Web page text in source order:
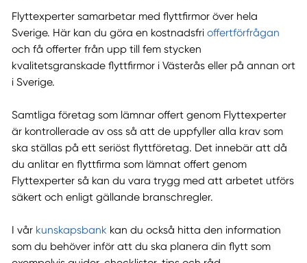
Flyttexperter samarbetar med flyttfirmor över hela
Sverige. Här kan du göra en kostnadsfri offertförfrågan
och få offerter från upp till fem stycken
kvalitetsgranskade flyttfirmor i Västerås eller på annan ort
i Sverige.
Samtliga företag som lämnar offert genom Flyttexperter
är kontrollerade av oss så att de uppfyller alla krav som
ska ställas på ett seriöst flyttföretag. Det innebär att då
du anlitar en flyttfirma som lämnat offert genom
Flyttexperter så kan du vara trygg med att arbetet utförs
säkert och enligt gällande branschregler.
I vår kunskapsbank kan du också hitta den information
som du behöver inför att du ska planera din flytt som